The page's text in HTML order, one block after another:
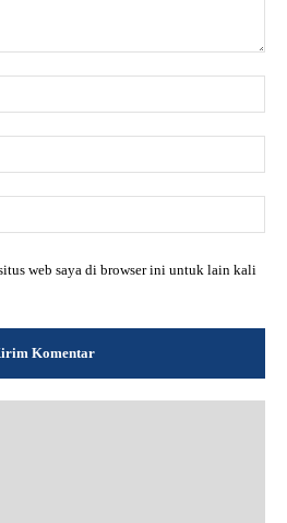
web saya di browser ini untuk lain kali